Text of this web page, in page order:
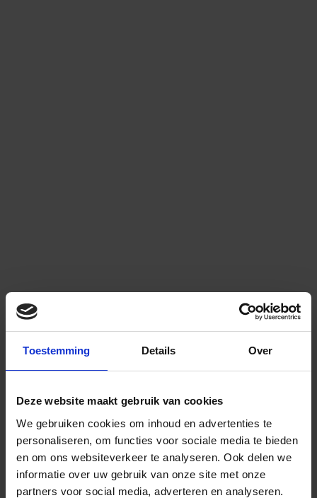
Toestemming Details Over
Deze website maakt gebruik van cookies
We gebruiken cookies om inhoud en advertenties te
personaliseren, om functies voor sociale media te bieden
en om ons websiteverkeer te analyseren. Ook delen we
informatie over uw gebruik van onze site met onze
partners voor social media, adverteren en analyseren.